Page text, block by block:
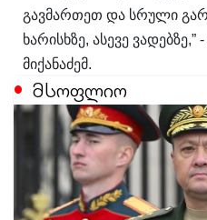
გავმართეთ და სრული
ხარისხზე, ასევე ვადებზე,”
მიქანაძემ.
მსოფლიო